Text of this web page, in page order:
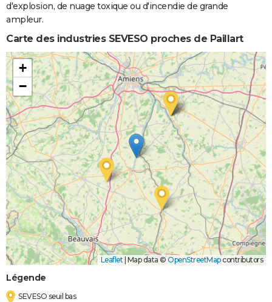
d'explosion, de nuage toxique ou d'incendie de grande
ampleur.
Carte des industries SEVESO proches de Paillart
+
−
Leaflet Map data © OpenStreetMapcontributors
Légende
SEVESO seuil bas